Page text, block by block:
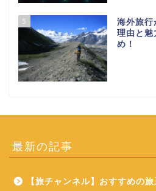
5
海外旅行
理由と魅
め！
最新の記事
【旅チャンネル】おすすめの